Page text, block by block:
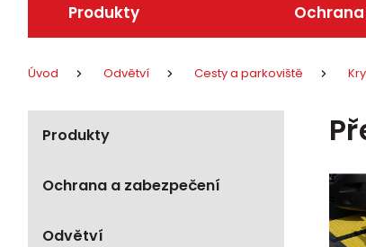
Produkty
Úvod Odvětví Cesty a parkoviště
Produkty
Ochrana a zabezpečení
Odvětví